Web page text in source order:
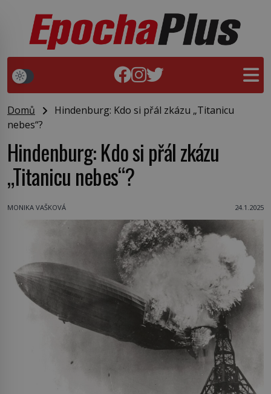
Domů
Hindenburg: Kdo si přál zkázu „Titanicu
nebes“?
Hindenburg: Kdo si přál zkázu
„Titanicu nebes“?
MONIKA VAŠKOVÁ 24.1.2025